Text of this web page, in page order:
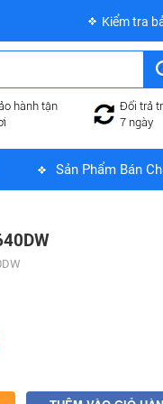
Kiểm tra
hành tận
Đổi trả
7 ngày
Sản Phẩm Bán